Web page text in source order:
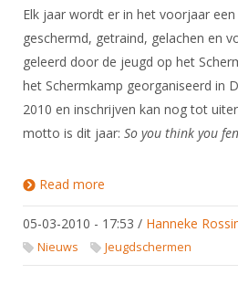
Elk jaar wordt er in het voorjaar
geschermd, getraind, gelachen en
geleerd door de jeugd op het
het Schermkamp georganiseerd in
2010 en inschrijven kan nog tot
motto is dit jaar: So you think you
Read more
05-03-2010 - 17:53 / Hanneke
Nieuws Jeugdschermen